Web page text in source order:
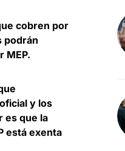
cobren por
podrán
MEP.
y los
es que la
está exenta